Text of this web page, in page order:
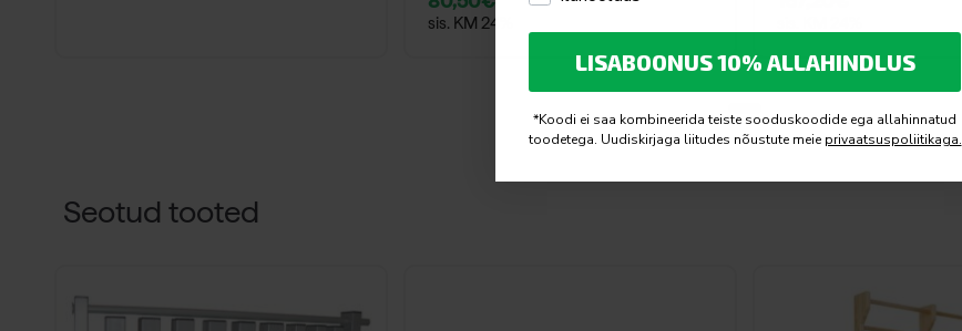
sis. KM 24%
Seotud tooted
LISABOONUS 10% ALLAHINDLUS
*Koodi ei saa kombineerida teiste sooduskoodide ega allahinnatud
toodetega. Uudiskirjaga liitudes nõustute meie privaatsuspoliitikaga.